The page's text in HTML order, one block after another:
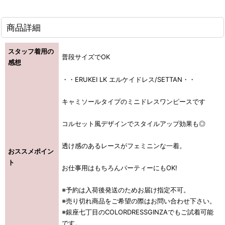
商品詳細
スタッフ着用の
感想
普段サイズでOK
おススメポイン
ト
・・ERUKEI LK エルケイドレス/SETTAN・・
キャミソールタイプのミニドレスワンピースです
コルセット風デザインでスタイルアップ効果も◎
透け感のあるレースがフェミニンな一着。
お仕事用はもちろんパーティーにもOK!
※予約は入荷後発送のためお届け指定不可。
※売り切れ商品をご希望の際はお問い合わせ下さい。
※銀座七丁目のCOLORDRESSGINZAでもご試着可能
です。